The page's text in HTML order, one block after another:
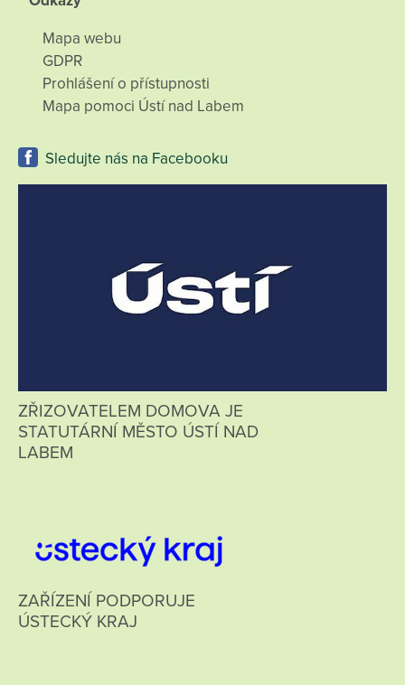
Mapa webu
GDPR
Prohlášení o přístupnosti
Mapa pomoci Ústí nad Labem
Sledujte nás na Facebooku
ZŘIZOVATELEM DOMOVA JE
STATUTÁRNÍ MĚSTO ÚSTÍ NAD
LABEM
ZAŘÍZENÍ PODPORUJE
ÚSTECKÝ KRAJ